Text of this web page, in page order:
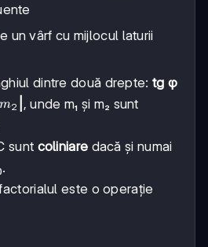
un vârf cu mijlocul laturii
dintre două drepte: tg φ
m2
, unde m₁ și m₂ sunt
sunt coliniare dacă și numai
este o operație